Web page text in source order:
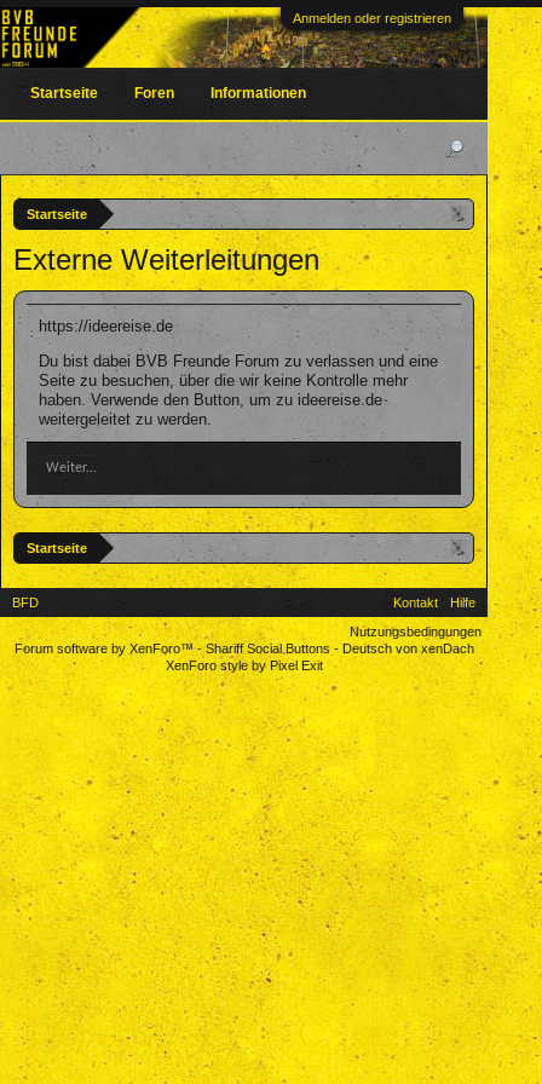
Anmelden oder registrieren
Startseite
Externe Weiterleitungen
https://ideereise.de
Du bist dabei BVB Freunde Forum zu verlassen und eine
Seite zu besuchen, über die wir keine Kontrolle mehr
haben. Verwende den Button, um zu ideereise.de
weitergeleitet zu werden.
Weiter...
Startseite
Startseite Foren Informationen
BFD Kontakt
Hilfe
Nutzungsbedingungen
Forum software by XenForo™-Shariff Social Buttons- Deutsch von xenDach
XenForo style by Pixel Exit